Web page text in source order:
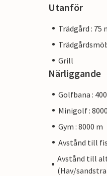
Utanför
Trädgård : 75
Grill
Närliggande
Golfbana :
Minigolf :
Gym : 8000 m
Avstånd till
Avstånd till
(Hav/